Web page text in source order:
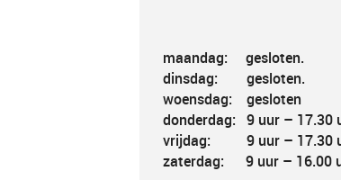
maandag: gesloten.
dinsdag: gesloten.
woensdag: gesloten
donderdag: 9 uur – 17.30
vrijdag: 9 uur – 17.30
zaterdag: 9 uur – 16.00